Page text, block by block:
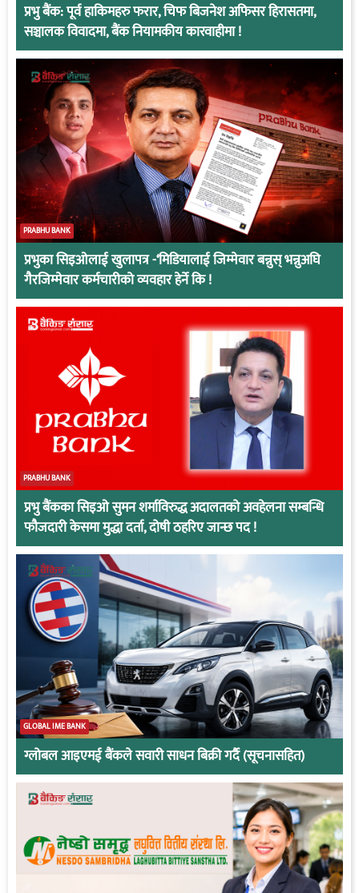
प्रभु बैंक: पूर्व हाकिमहरु फरार, चिफ बिजनेश अफिसर हिरासतमा,
सञ्चालक विवादमा, बैंक नियामकीय कारवाहीमा !
PRABHU BANK
प्रभुका सिइओलाई खुलापत्र -‘मिडियालाई जिम्मेवार बन्नुस् भन्नुअघि
गैरजिम्मेवार कर्मचारीको व्यवहार हेर्ने कि !
PRABHU BANK
प्रभु बैंकका सिइओ सुमन शर्माविरुद्ध अदालतको अवहेलना सम्बन्धि
फौजदारी केसमा मुद्धा दर्ता, दोषी ठहरिए जान्छ पद !
GLOBAL IME BANK
ग्लोबल आइएमई बैंकले सवारी साधन बिक्री गर्दै (सूचनासहित)